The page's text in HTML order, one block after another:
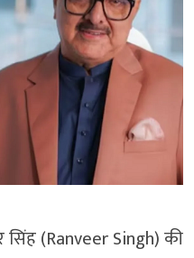
सिंह (Ranveer Singh) की